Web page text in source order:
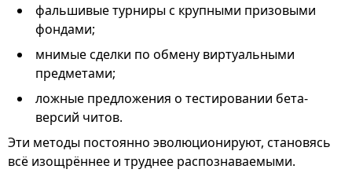
фальшивые турниры с крупными призовыми
фондами;
мнимые сделки по обмену виртуальными
предметами;
ложные предложения о тестировании бета-
версий читов.
Эти методы постоянно эволюционируют, становясь
всё изощрённее и труднее распознаваемыми.